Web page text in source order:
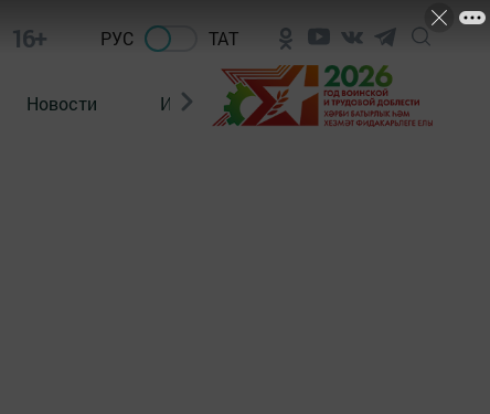
16+ РУС ТАТ
Новости Из зала суда